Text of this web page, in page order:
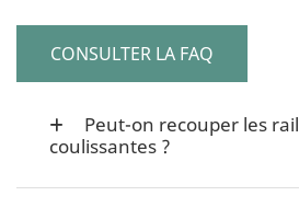
CONSULTER LA FAQ
Peut-on recouper les
coulissantes ?